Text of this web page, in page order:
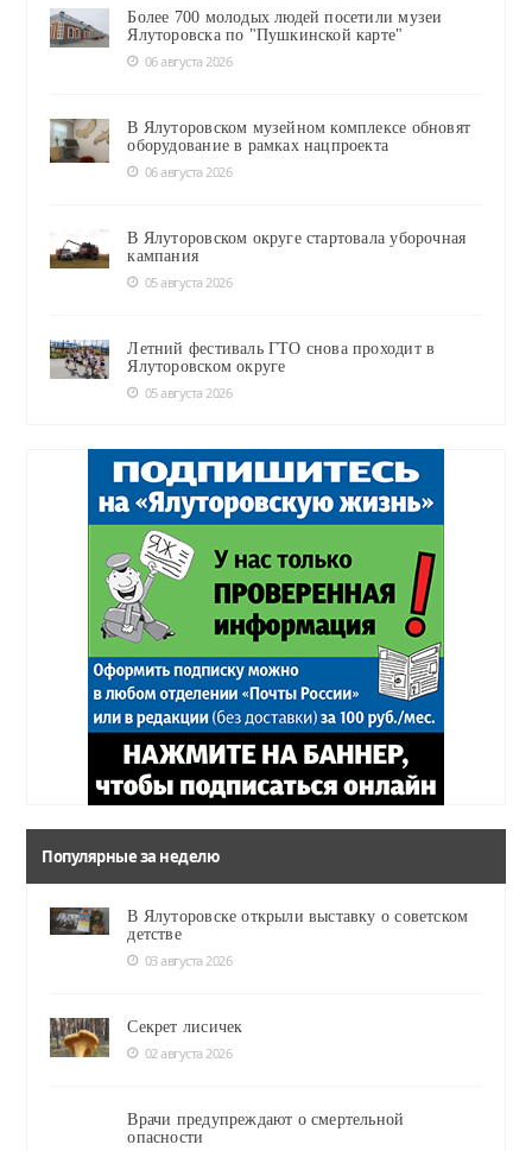
Более 700 молодых людей посетили музеи
Ялуторовска по "Пушкинской карте"
06 августа 2026
В Ялуторовском музейном комплексе обновят
оборудование в рамках нацпроекта
06 августа 2026
В Ялуторовском округе стартовала уборочная
кампания
05 августа 2026
Летний фестиваль ГТО снова проходит в
Ялуторовском округе
05 августа 2026
Популярные за неделю
В Ялуторовске открыли выставку о советском
детстве
03 августа 2026
Секрет лисичек
02 августа 2026
Врачи предупреждают о смертельной
опасности